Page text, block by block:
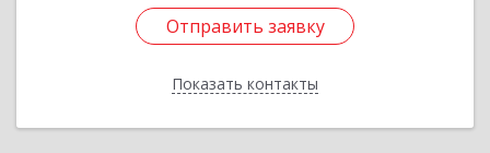
Отправить заявку
Показать контакты
Отправить заявку
Назад